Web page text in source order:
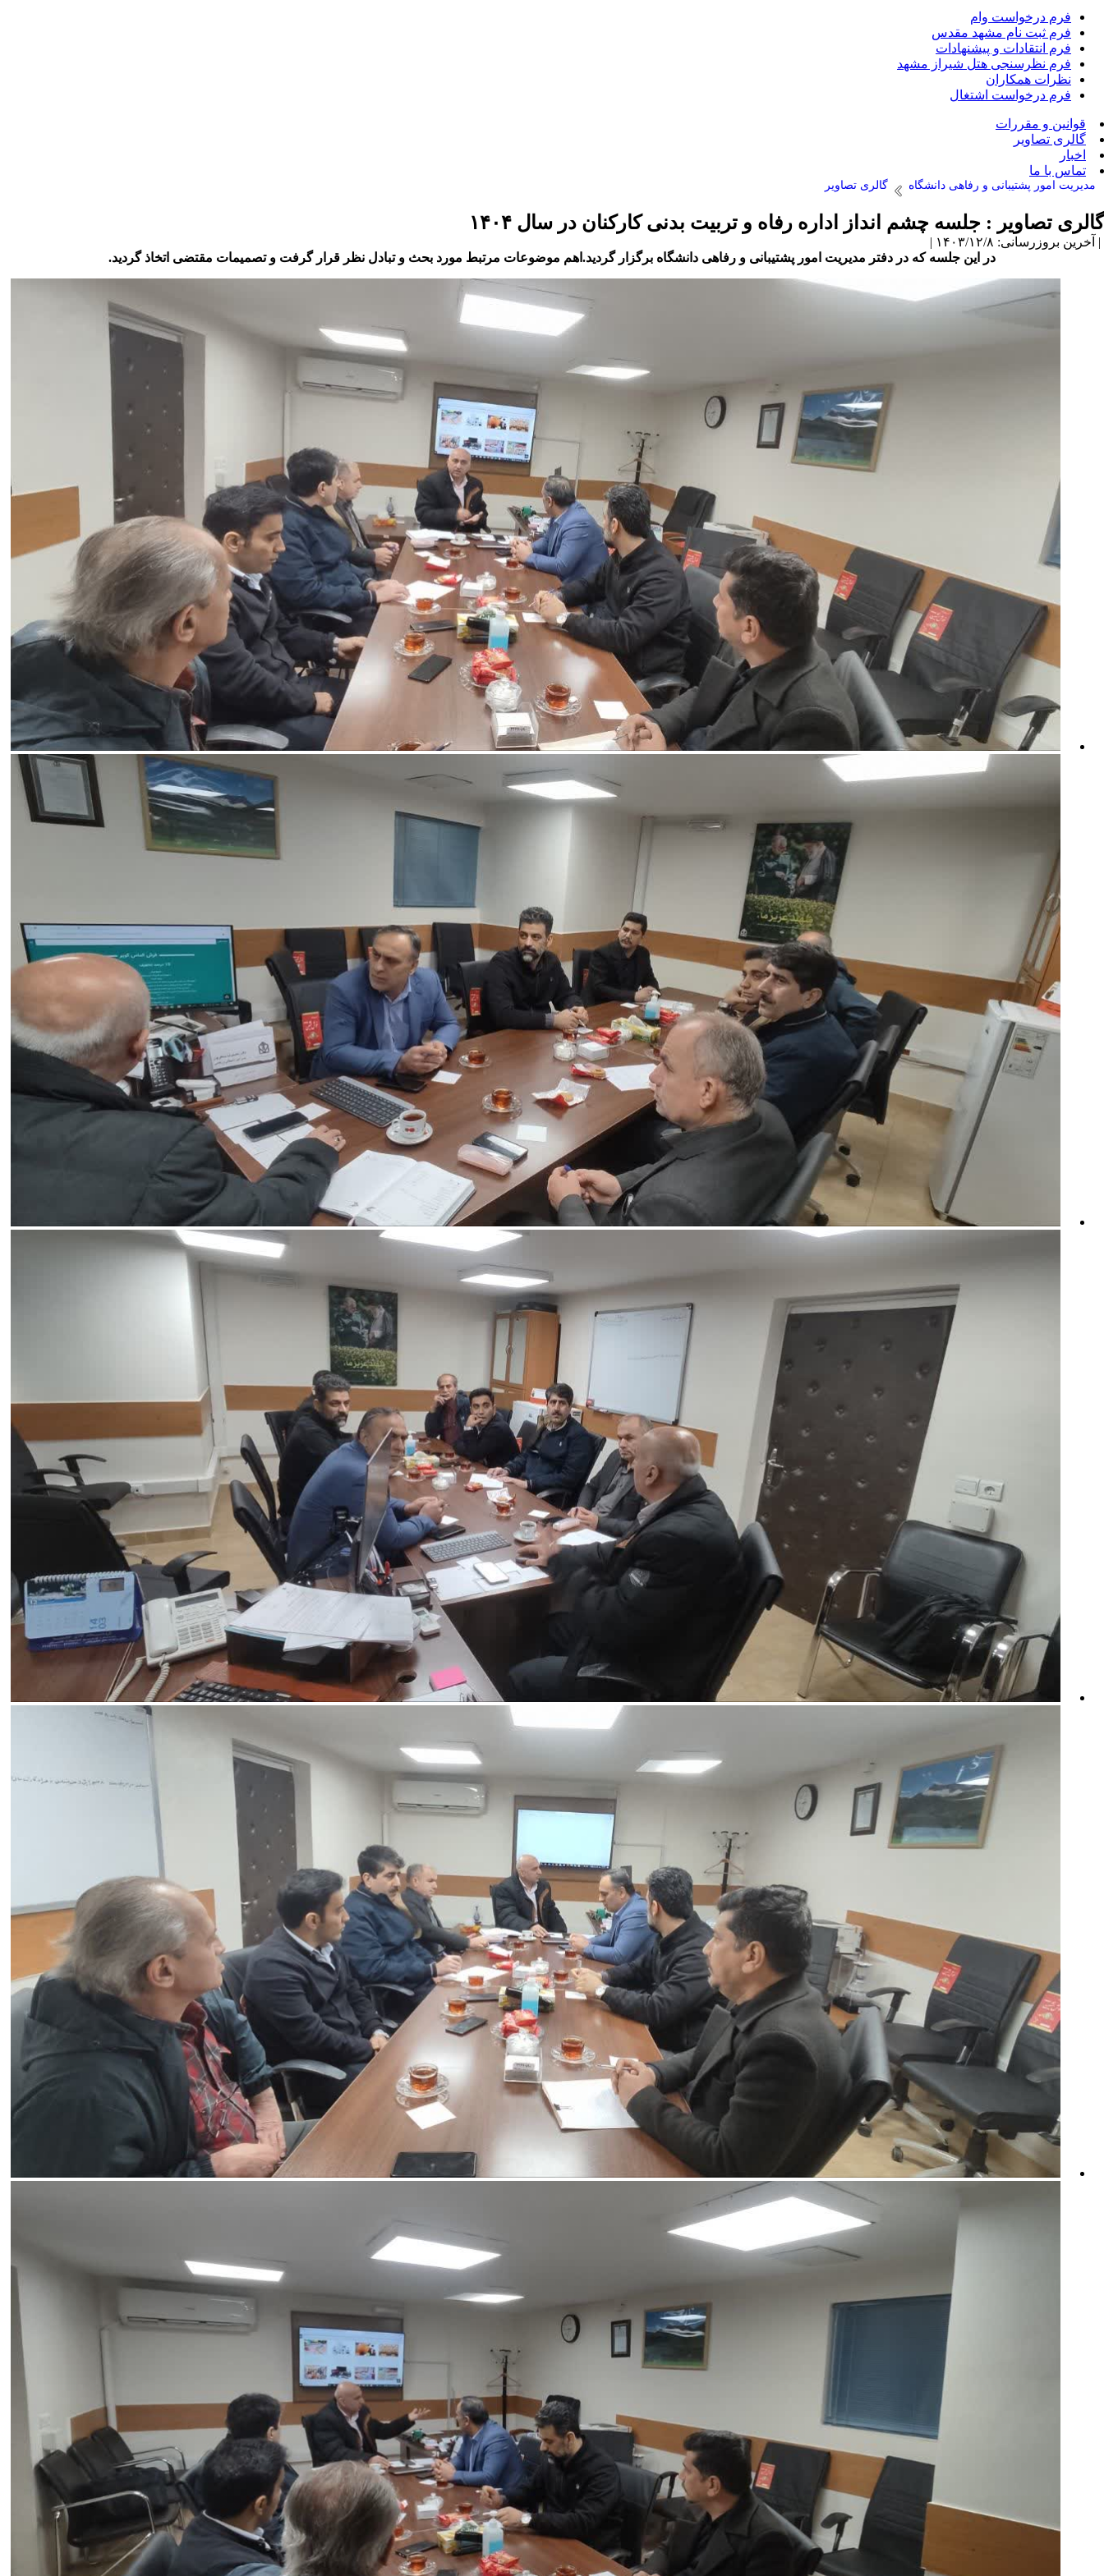
فرم درخواست وام
فرم ثبت نام مشهد مقدس
فرم انتقادات و پیشنهادات
فرم نظرسنجی هتل شیراز مشهد
نظرات همکاران
فرم درخواست اشتغال
قوانین و مقررات
گالری تصاویر
اخبار
تماس با ما
مدیریت امور پشتیبانی و رفاهی دانشگاه گالری تصاویر
گالری تصاویر : جلسه چشم انداز اداره رفاه و تربیت بدنی کارکنان در سال ۱۴۰۴
| آخرین بروزرسانی: ۱۴۰۳/۱۲/۸ |
در این جلسه که در دفتر مدیریت امور پشتیبانی و رفاهی دانشگاه برگزار گردید.اهم موضوعات مرتبط مورد بحث و تبادل نظر قرار گرفت و تصمیمات مقتضی اتخاذ گردید.